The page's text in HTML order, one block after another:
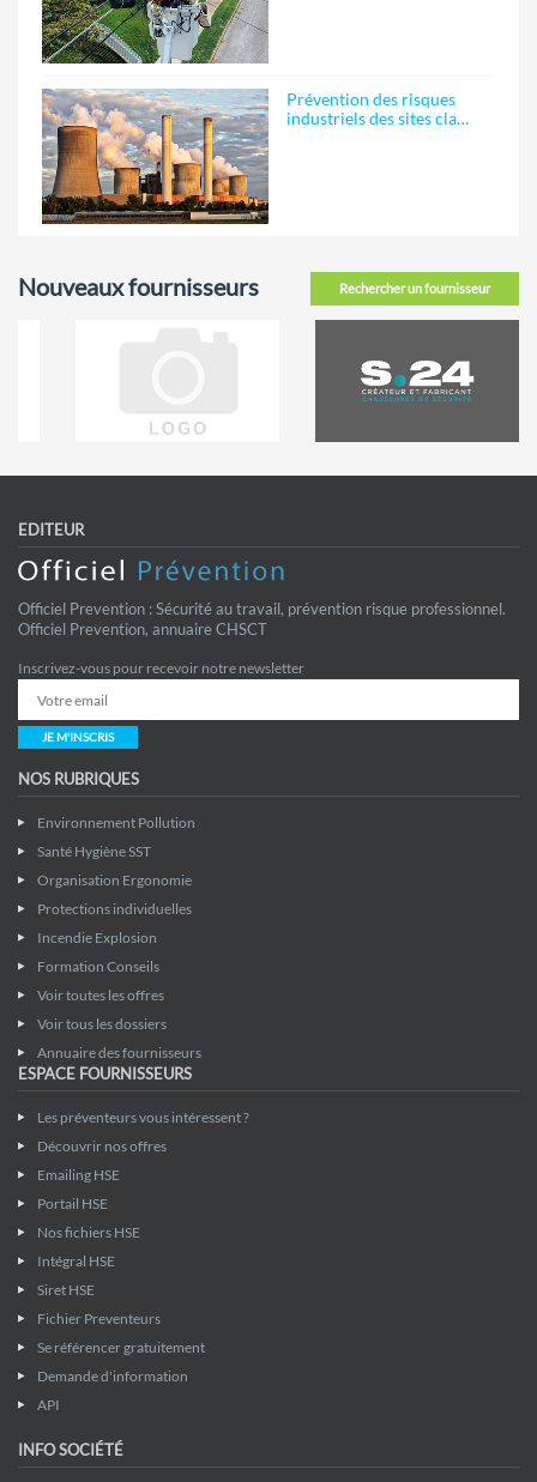
Prévention des risques
industriels des sites cla…
Rechercher un fournisseur
Nouveaux fournisseurs
EDITEUR
Officiel Prevention : Sécurité au travail, prévention risque professionnel.
Officiel Prevention, annuaire CHSCT
Inscrivez-vous pour recevoir notre newsletter
JE M'INSCRIS
NOS RUBRIQUES
Environnement Pollution
Santé Hygiène SST
Organisation Ergonomie
Protections individuelles
Incendie Explosion
Formation Conseils
Voir toutes les offres
Voir tous les dossiers
Annuaire des fournisseurs
ESPACE FOURNISSEURS
Les préventeurs vous intéressent ?
Découvrir nos offres
Emailing HSE
Portail HSE
Nos fichiers HSE
Intégral HSE
Siret HSE
Fichier Preventeurs
Se référencer gratuitement
Demande d'information
API
INFO SOCIÉTÉ